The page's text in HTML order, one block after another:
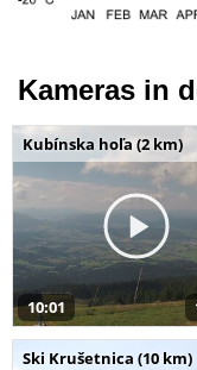
Kameras in
Kubínska hoľa (2 km)
10:01
Ski Krušetnica (10 km)